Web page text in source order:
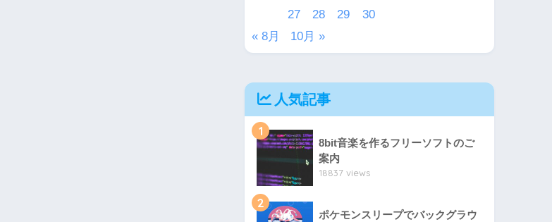
27
28 29
30
« 8月
10月 »
人気記事
1
8bit音楽を作るフリーソフトのご
案内
18837 views
2
ポケモンスリープでバックグラウ